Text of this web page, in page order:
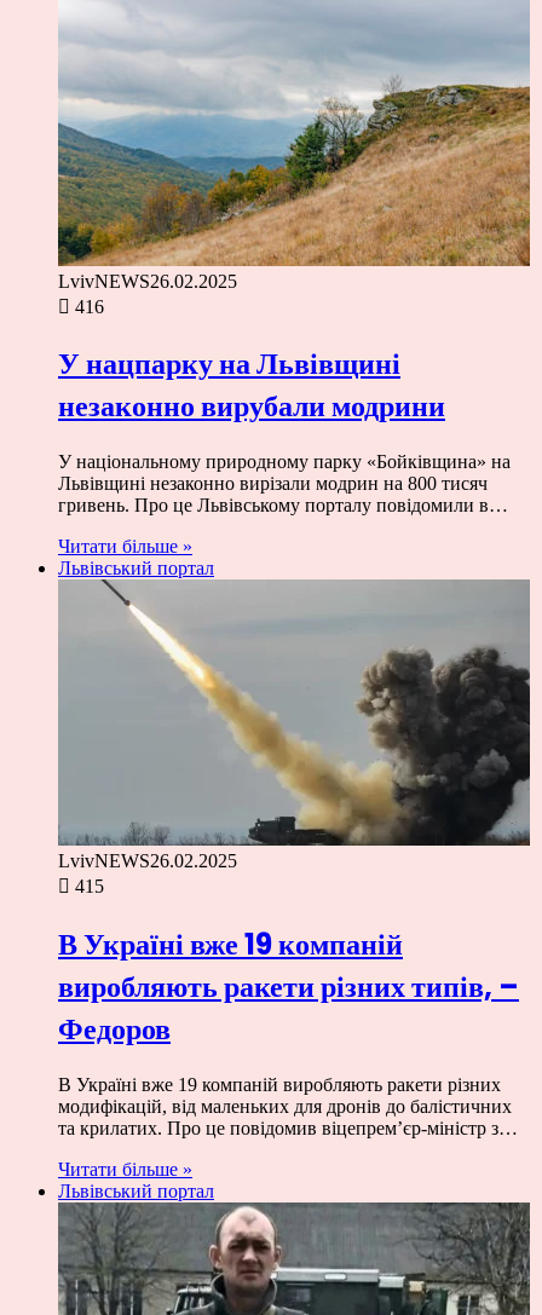
LvivNEWS26.02.2025
416
У нацпарку на Львівщині
незаконно вирубали модрини
У національному природному парку «Бойківщина» на
Львівщині незаконно вирізали модрин на 800 тисяч
гривень. Про це Львівському порталу повідомили в…
Читати більше »
Львівський портал
LvivNEWS26.02.2025
415
В Україні вже 19 компаній
виробляють ракети різних типів, –
Федоров
В Україні вже 19 компаній виробляють ракети різних
модифікацій, від маленьких для дронів до балістичних
та крилатих. Про це повідомив віцепрем’єр-міністр з…
Читати більше »
Львівський портал